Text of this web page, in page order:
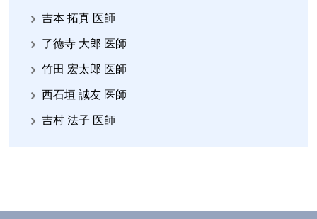
吉本 拓真 医師
了徳寺 大郎 医師
竹田 宏太郎 医師
西石垣 誠友 医師
吉村 法子 医師